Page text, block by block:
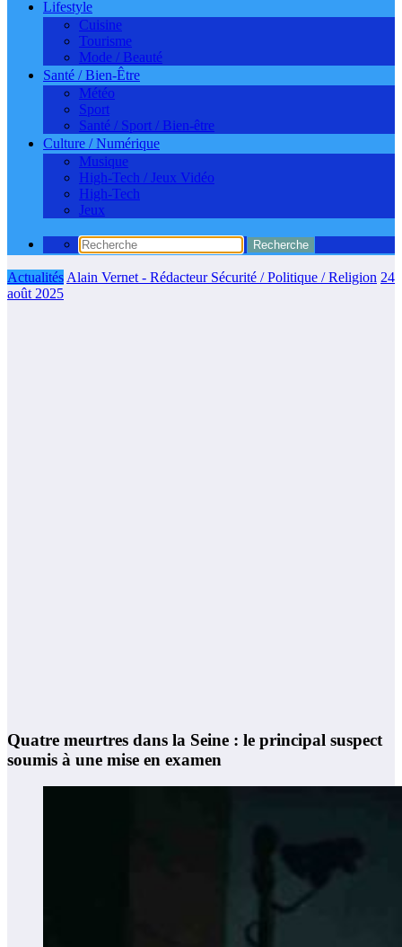
Lifestyle
Cuisine
Tourisme
Mode / Beauté
Santé / Bien-Être
Météo
Sport
Santé / Sport / Bien-être
Culture / Numérique
Musique
High-Tech / Jeux Vidéo
High-Tech
Jeux
Actualités Alain Vernet - Rédacteur Sécurité / Politique / Religion 24
août 2025
Quatre meurtres dans la Seine : le principal suspect
soumis à une mise en examen